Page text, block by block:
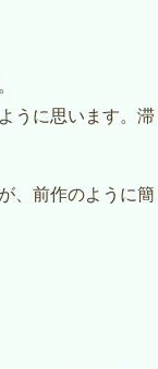
うに思います。滞
、前作のように簡